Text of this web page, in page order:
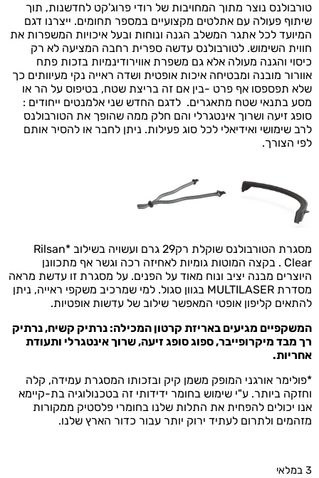
טורבולנס נוצר מתוך המחויבות של רודי פרוג'קט לחדשנות, תוך
שיתוף פעולה עם אתלטים מקצועיים במספר תחומים. ייצרנו דגם
המיועד לכל אתגר המשלב הגנה ונוחות ובעל איכויות המשפרות את
חווית השימוש. לטורבולנס עדשה ספרית רחבה המציעה לא רק
כיסוי והגנה מעולה אלא גם משפרת אווירודינמיות בזכות פתח
אוורור מובנה ומבטיחה איכות אופטית ושדה ראייה נקי מעיוותים כך
שלא תפספסו אף פרט -בין אם זה בריצת שטח, בטיפוס על הר או
מסע בתנאי שטח מתאגרים. לדגם החדש שני אלמנטים ייחודים :
סופג זיעה ושרוך אינטגרלי והם חלק ממה שהופך את הטורבולנס
לרב שימושי ואידיאלי לכל סוג פעילות. ניתן לחבר או להסיר אותם
לפי הצורך.
מסגרת הטורבולנס שוקלת רק29 גרם ועשויה בשילוב *
Rilsan
Clear . בקצה המוטות גומיות לאחיזה רכה וגשר אף מתכוונן
היוצרים מבנה יציב ונוח מאוד על הפנים. על מסגרת זו עדשת מראה
מסדרת MULTILASER בגוון סגול.
למי שמרכיב משקפי ראייה, ניתן
להתאים קליפון אופטי המאפשר שילוב של עדשות אופטיות.
המשקפיים מגיעים באריזת קרטון המכילה: נרתיק קשיח, נרתיק
רך מבד מיקרופייבר, ספוג סופג זיעה, שרוך אינטגרלי ותעודת
אחריות.
*פולימר אורגני המופק משמן קיק ובזכותו המסגרת עמידה, קלה
וחזקה ביותר. ע"י שימוש בחומר ידידותי זה בטכנולוגיה בת-קיימא
אנו יכולים להפחית את התלות שלנו בחומרי פלסטיק ממקורות
מזהמים ולתרום לעתיד ירוק יותר עבור כדור הארץ שלנו.
3 במלאי